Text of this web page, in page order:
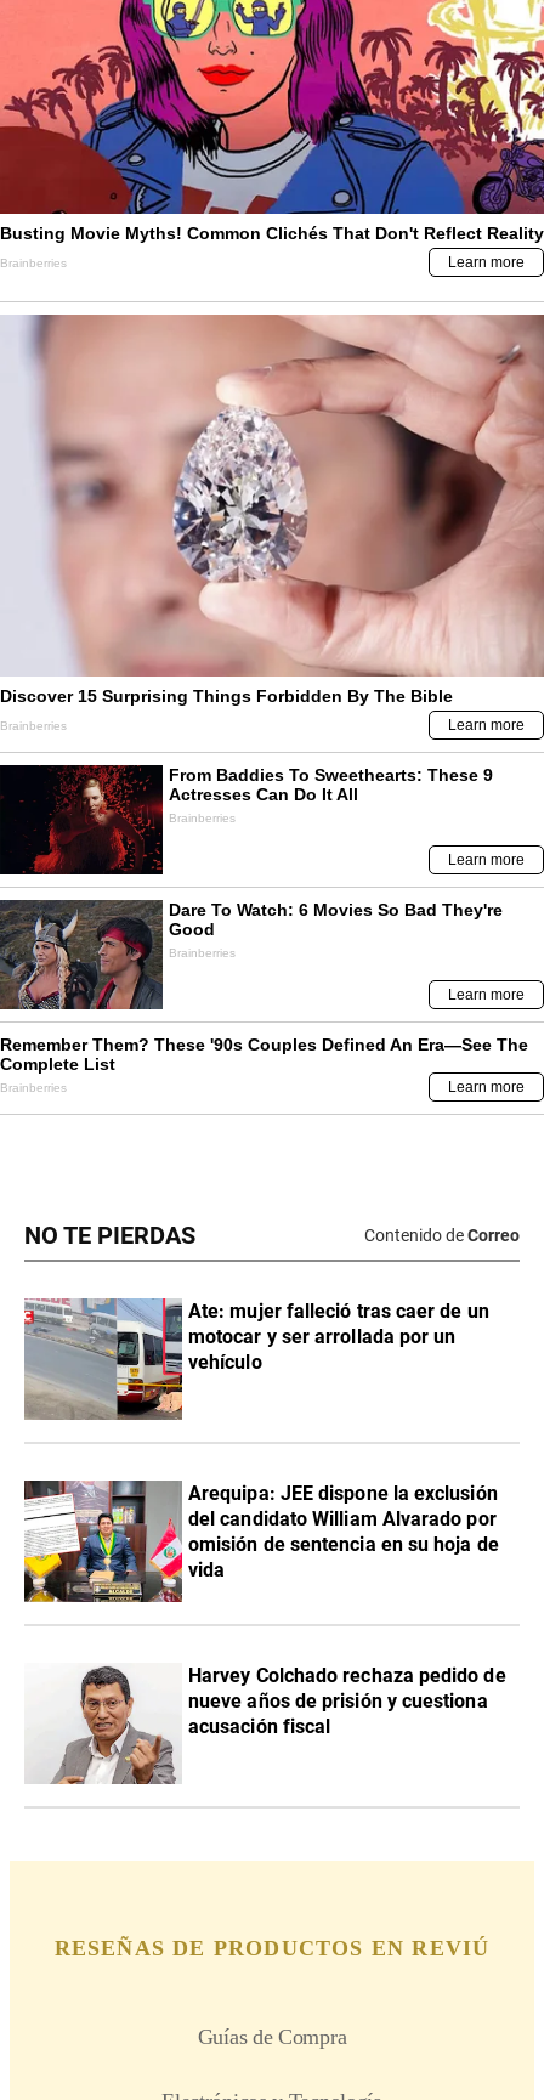
NO TE PIERDAS Contenido deCorreo
Ate: mujer falleció tras caer de un
motocar y ser arrollada por un
vehículo
​Arequipa: JEE dispone la exclusión
del candidato William Alvarado por
omisión de sentencia en su hoja de
vida
Harvey Colchado rechaza pedido de
nueve años de prisión y cuestiona
acusación fiscal